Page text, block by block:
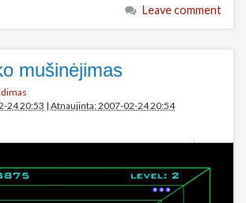
Leave comment
mušinėjimas
24 20:53 | Atnaujinta: 2007-02-24 20:54